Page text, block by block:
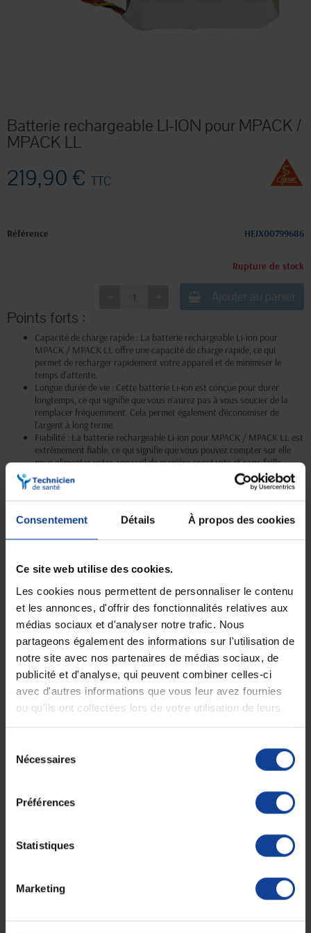
Consentement Détails À propos des cookies
Ce site web utilise des cookies.
Les cookies nous permettent de personnaliser le contenu
et les annonces, d'offrir des fonctionnalités relatives aux
médias sociaux et d'analyser notre trafic. Nous
partageons également des informations sur l'utilisation de
notre site avec nos partenaires de médias sociaux, de
publicité et d'analyse, qui peuvent combiner celles-ci
avec d'autres informations que vous leur avez fournies
ou qu'ils ont collectées lors de votre utilisation de leurs
services.
Nécessaires
Préférences
Statistiques
Marketing
Batterie rechargeable LI-ION pour MPACK /
MPACK LL
219,90 € TTC
Référence HEIX00799686
Rupture de stock
Ajouter au panier
Points forts :
Capacité de charge rapide : La batterie rechargeable Li-ion pour
MPACK / MPACK LL offre une capacité de charge rapide, ce qui
permet de recharger rapidement votre appareil et de minimiser le
temps d'attente.
Longue durée de vie : Cette batterie Li-ion est conçue pour durer
longtemps, ce qui signifie que vous n'aurez pas à vous soucier de la
remplacer fréquemment. Cela permet également d'économiser de
l'argent à long terme.
Fiabilité : La batterie rechargeable Li-ion pour MPACK / MPACK LL est
extrêmement fiable, ce qui signifie que vous pouvez compter sur elle
pour alimenter votre appareil de manière constante et sans faille.
Légèreté : Cette batterie est légère, ce qui la rend facile à transporter
et à utiliser. Vous pouvez l'emporter avec vous où que vous alliez, sans
vous soucier de son poids.
Compatibilité : La batterie rechargeable Li-ion est compatible avec les
MPACK et MPACK LL, ce qui signifie qu'elle convient à un large éventail
d'appareils. Vous n'aurez donc pas à vous soucier de trouver une
Livraison gratuite
En magasin Technicien de santé
En France à domicile à partir de 99€
d'achats
Paiement sécurisé
carte bancaire ou Paypal
Expédition
soignée et discrète
Service client
Lundi au jeudi : 9h à 12h30 - 13h30 à
Le vendredi jusqu'à 17h
Charge rapide
Fiche technique